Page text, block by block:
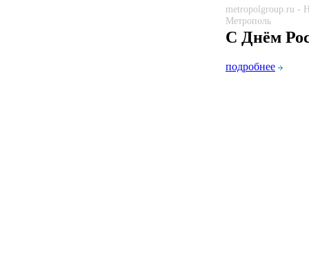
metropolgroup.ru -
Метрополь
С Днём
подробнее